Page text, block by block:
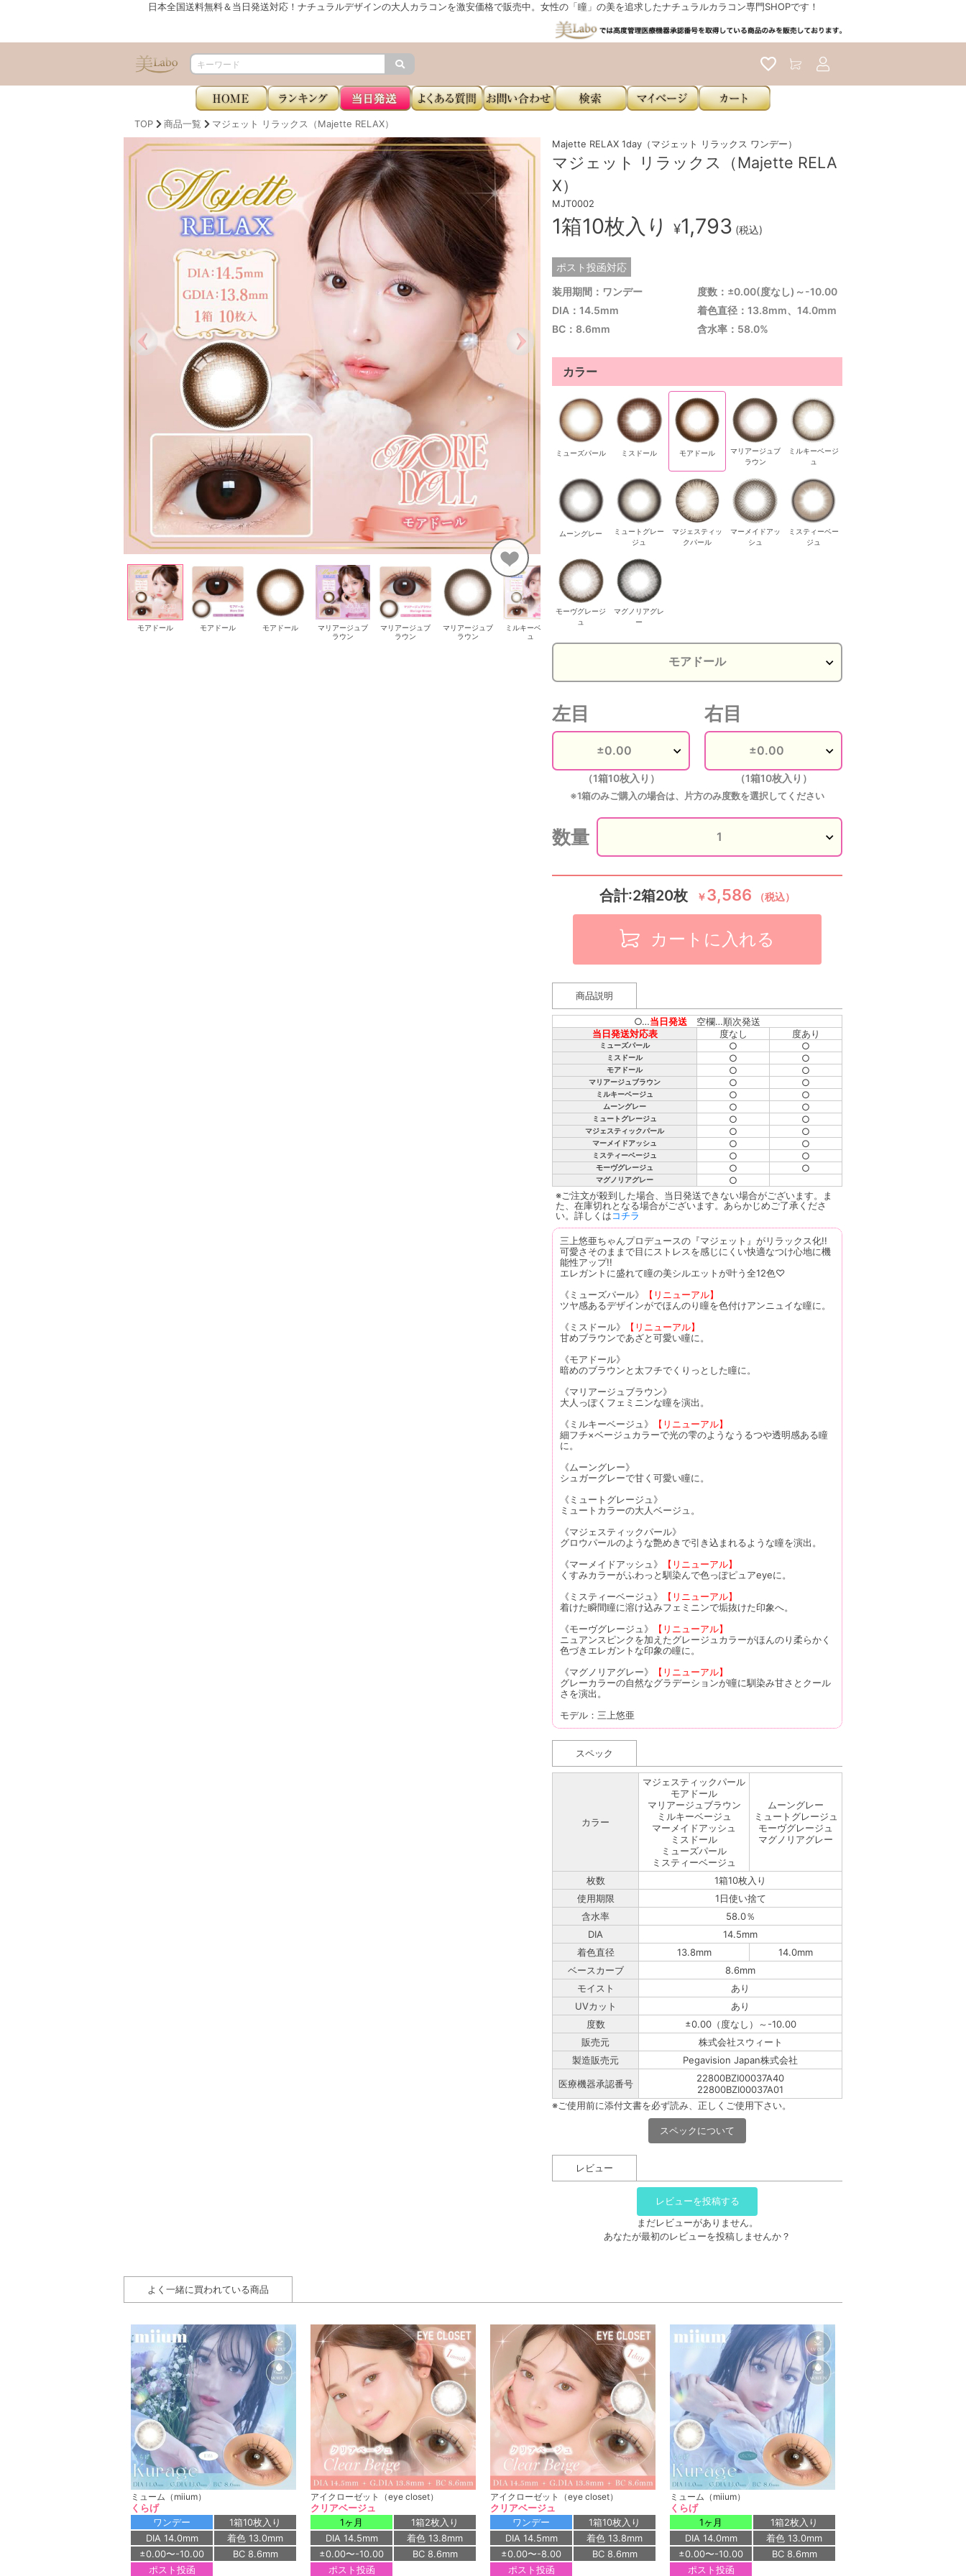
日本全国送料無料＆当日発送対応！ナチュラルデザインの大人カラコンを激安価格で販売中。女性の「瞳」の美を追求したナチュラルカラコン専門SHOPです！
TOP 商品一覧 マジェット リラックス（Majette RELAX）
モアドール モアドール モアドール
マリアージュブ
ラウン
マリアージュブ
ラウン
マリアージュブ
ラウン
ミルキーベージ
ュ
ミルキーベージ
Majette RELAX 1day（マジェット リラックス ワンデー）
マジェット リラックス（Majette RELA
X）
MJT0002
1箱10枚入り ¥1,793 (税込)
ポスト投函対応
装用期間：ワンデー
度数：±0.00(度なし)～-10.00
DIA：14.5mm
着色直径：13.8mm、14.0mm
BC：8.6mm
含水率：58.0%
カラー
ミューズパール ミスドール モアドール
マリアージュブ
ラウン
ミルキーベージ
ュ
ムーングレー
ミュートグレー
ジュ
マジェスティッ
クパール
マーメイドアッ
シュ
ミスティーベー
ジュ
モーヴグレージ
ュ
マグノリアグレ
ー
左目
（1箱10枚入り）
右目
（1箱10枚入り）
※1箱のみご購入の場合は、片方のみ度数を選択してください
数量
合計:2箱20枚 ￥3,586 （税込）
カートに入れる
商品説明
○…当日発送 空欄…順次発送
当日発送対応表
度なし 度あり
ミューズパール ○ ○
ミスドール ○ ○
モアドール ○ ○
マリアージュブラウン ○ ○
ミルキーベージュ ○ ○
ムーングレー ○ ○
ミュートグレージュ ○ ○
マジェスティックパール ○ ○
マーメイドアッシュ ○ ○
ミスティーベージュ ○ ○
モーヴグレージュ ○ ○
マグノリアグレー
○
※ご注文が殺到した場合、当日発送できない場合がございます。ま
た、在庫切れとなる場合がございます。あらかじめご了承くださ
い。詳しくはコチラ
三上悠亜ちゃんプロデュースの『マジェット』がリラックス化!!
可愛さそのままで目にストレスを感じにくい快適なつけ心地に機
能性アップ!!
エレガントに盛れて瞳の美シルエットが叶う全12色♡
《ミューズパール》
【リニューアル】
ツヤ感あるデザインがでほんのり瞳を色付けアンニュイな瞳に。
《ミスドール》
【リニューアル】
甘めブラウンであざと可愛い瞳に。
《モアドール》
暗めのブラウンと太フチでくりっとした瞳に。
《マリアージュブラウン》
大人っぽくフェミニンな瞳を演出。
《ミルキーベージュ》
【リニューアル】
細フチ×ベージュカラーで光の雫のようなうるつや透明感ある瞳
に。
《ムーングレー》
シュガーグレーで甘く可愛い瞳に。
《ミュートグレージュ》
ミュートカラーの大人ベージュ。
《マジェスティックパール》
グロウパールのような艶めきで引き込まれるような瞳を演出。
《マーメイドアッシュ》
【リニューアル】
くすみカラーがふわっと馴染んで色っぽピュアeyeに。
《ミスティーベージュ》
【リニューアル】
着けた瞬間瞳に溶け込みフェミニンで垢抜けた印象へ。
《モーヴグレージュ》
【リニューアル】
ニュアンスピンクを加えたグレージュカラーがほんのり柔らかく
色づきエレガントな印象の瞳に。
《マグノリアグレー》
【リニューアル】
グレーカラーの自然なグラデーションが瞳に馴染み甘さとクール
さを演出。
モデル：三上悠亜
スペック
カラー
マジェスティックパール
モアドール
マリアージュブラウン
ミルキーベージュ
マーメイドアッシュ
ミスドール
ミューズパール
ミスティーベージュ
ムーングレー
ミュートグレージュ
モーヴグレージュ
マグノリアグレー
枚数
1箱10枚入り
使用期限
1日使い捨て
含水率
58.0％
DIA
14.5mm
着色直径
13.8mm
14.0mm
ベースカーブ
8.6mm
モイスト
あり
UVカット
あり
度数
±0.00（度なし）～-10.00
販売元
株式会社スウィート
製造販売元
Pegavision Japan株式会社
医療機器承認番号
22800BZI00037A40
22800BZI00037A01
※ご使用前に添付文書を必ず読み、正しくご使用下さい。
スペックについて
レビュー
レビューを投稿する
まだレビューがありません。
あなたが最初のレビューを投稿しませんか？
よく一緒に買われている商品
ミューム（miium）
くらげ
ワンデー
1箱10枚入り
DIA 14.0mm
着色 13.0mm
±0.00〜-10.00
BC 8.6mm
ポスト投函
アイクローゼット（eye closet）
クリアベージュ
1ヶ月
1箱2枚入り
DIA 14.5mm
着色 13.8mm
±0.00〜-10.00
BC 8.6mm
ポスト投函
アイクローゼット（eye closet）
クリアベージュ
ワンデー
1箱10枚入り
DIA 14.5mm
着色 13.8mm
±0.00〜-8.00
BC 8.6mm
ポスト投函
ミューム（miium）
くらげ
1ヶ月
1箱2枚入り
DIA 14.0mm
着色 13.0mm
±0.00〜-10.00
BC 8.6mm
ポスト投函